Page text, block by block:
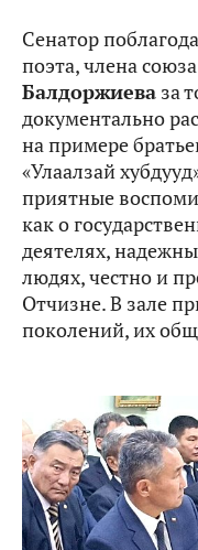
Сенатор
поэта, члена
Балдоржиева за
документально
на примере
«Улаалзай
приятные
как о
деятелях,
людях, честно и
Отчизне. В зале
поколений, их